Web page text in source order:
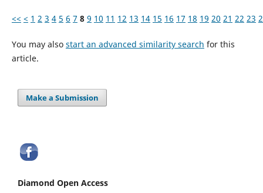
<< < 1 2 3 4 5 6 7 8 9 10 11 12 13 14 15 16 17 18 19 20 21 22 23
You may also start an advanced similarity search for this
article.
Make a Submission
Diamond Open Access